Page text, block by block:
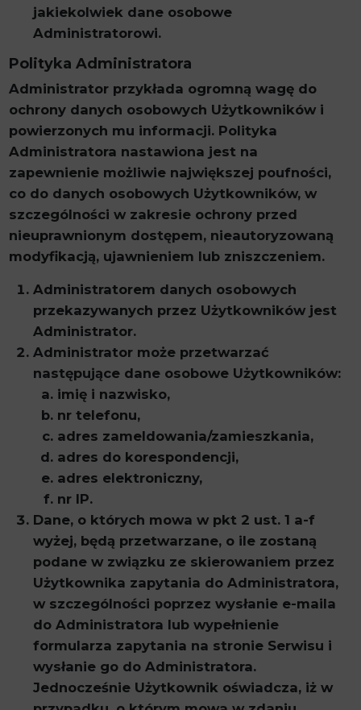
jakiekolwiek dane osobowe
Administratorowi.
Polityka Administratora
Administrator przykłada ogromną wagę do
ochrony danych osobowych Użytkowników i
powierzonych mu informacji. Polityka
Administratora nastawiona jest na
zapewnienie możliwie największej poufności,
co do danych osobowych Użytkowników, w
szczególności w zakresie ochrony przed
nieuprawnionym dostępem, nieautoryzowaną
modyfikacją, ujawnieniem lub zniszczeniem.
Administratorem danych osobowych
przekazywanych przez Użytkowników jest
Administrator.
Administrator może przetwarzać
następujące dane osobowe Użytkowników:
imię i nazwisko,
nr telefonu,
adres zameldowania/zamieszkania,
adres do korespondencji,
adres elektroniczny,
nr IP.
Dane, o których mowa w pkt 2 ust. 1 a-f
wyżej, będą przetwarzane, o ile zostaną
podane w związku ze skierowaniem przez
Użytkownika zapytania do Administratora,
w szczególności poprzez wysłanie e-maila
do Administratora lub wypełnienie
formularza zapytania na stronie Serwisu i
wysłanie go do Administratora.
Jednocześnie Użytkownik oświadcza, iż w